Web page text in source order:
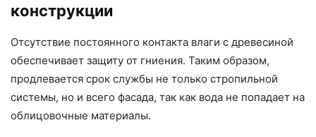
конструкции
Отсутствие постоянного контакта влаги с древесиной
обеспечивает защиту от гниения. Таким образом,
продлевается срок службы не только стропильной
системы, но и всего фасада, так как вода не попадает на
облицовочные материалы.